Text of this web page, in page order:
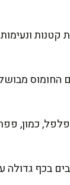
כמון,
בכף